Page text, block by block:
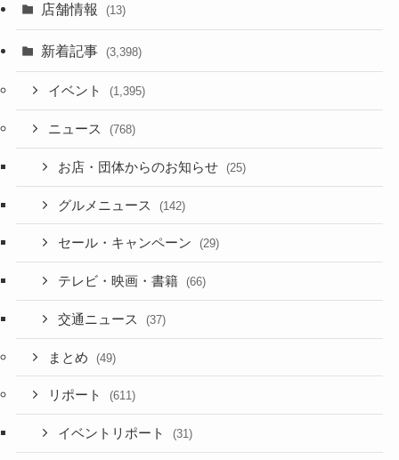
店舗情報 (13)
新着記事 (3,398)
イベント (1,395)
ニュース (768)
お店・団体からのお知らせ (25)
グルメニュース (142)
セール・キャンペーン (29)
テレビ・映画・書籍 (66)
交通ニュース (37)
まとめ (49)
リポート (611)
イベントリポート (31)